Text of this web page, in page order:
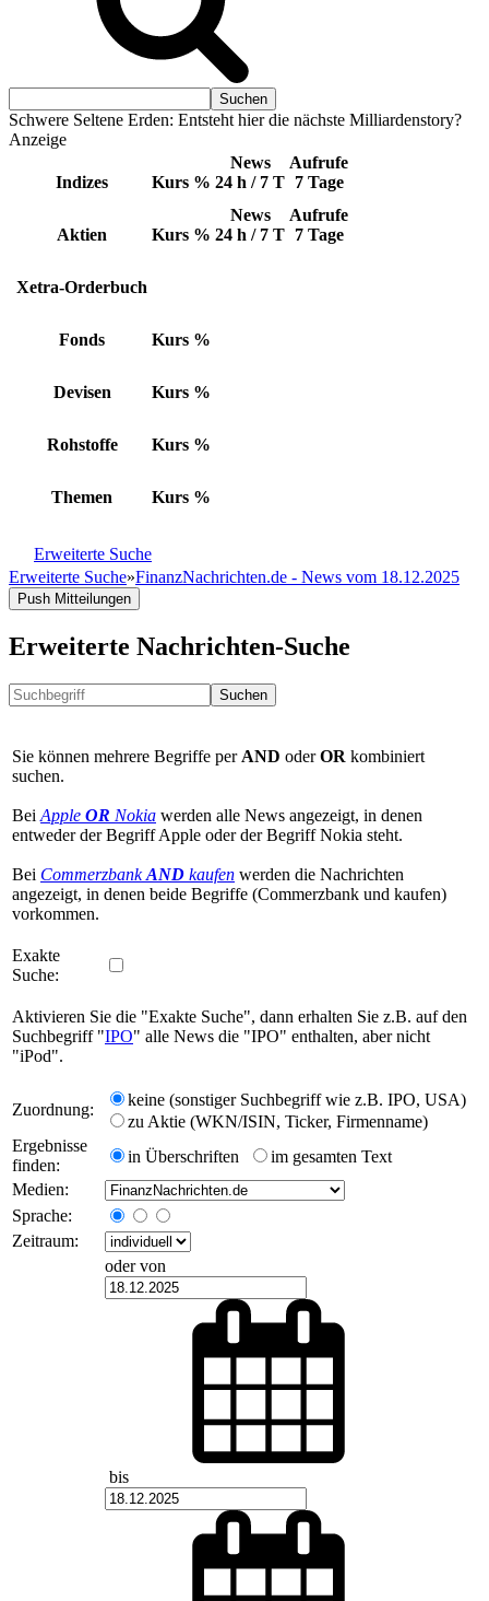
Schwere Seltene Erden: Entsteht hier die nächste Milliardenstory?
Anzeige
Indizes Kurs %
News
24 h / 7 T
Aufrufe
7 Tage
Aktien Kurs %
News
24 h / 7 T
Aufrufe
7 Tage
Xetra-Orderbuch
Fonds Kurs %
Devisen Kurs %
Rohstoffe Kurs %
Themen Kurs %
Erweiterte Suche
Erweiterte Suche»FinanzNachrichten.de - News vom 18.12.2025
Push Mitteilungen
Erweiterte Nachrichten-Suche
Suchen
Sie können mehrere Begriffe per AND oderOR kombiniert
suchen.
Bei Apple OR Nokia werden alle News angezeigt, in denen
entweder der Begriff Apple oder der Begriff Nokia steht.
Bei CommerzbankAND kaufen werden die Nachrichten
angezeigt, in denen beide Begriffe (Commerzbank und kaufen)
vorkommen.
Exakte
Suche:
Aktivieren Sie die "Exakte Suche", dann erhalten Sie z.B. auf den
Suchbegriff "IPO" alle News die "IPO" enthalten, aber nicht
"iPod".
Zuordnung:
keine (sonstiger Suchbegriff wie z.B. IPO, USA)
zu Aktie (WKN/ISIN, Ticker, Firmenname)
Ergebnisse
finden:
in Überschriften
im gesamten Text
Medien:
Sprache:
Zeitraum:
oder von
bis